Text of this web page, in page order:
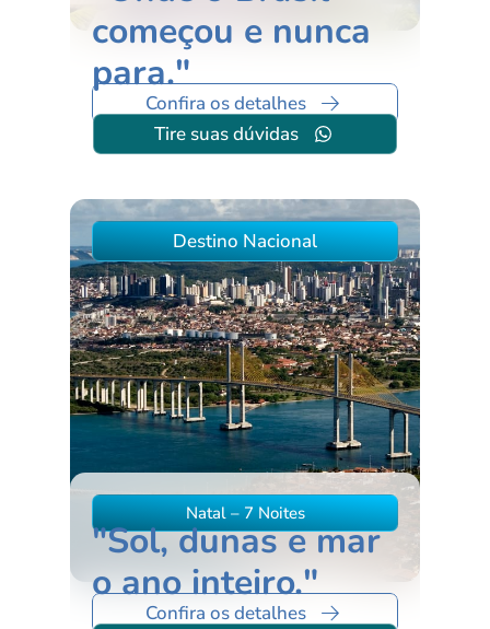
começou e nunca
para."
Confira os detalhes
Tire suas dúvidas
Destino Nacional
Natal – 7 Noites
"Sol, dunas e mar
o ano inteiro."
Confira os detalhes